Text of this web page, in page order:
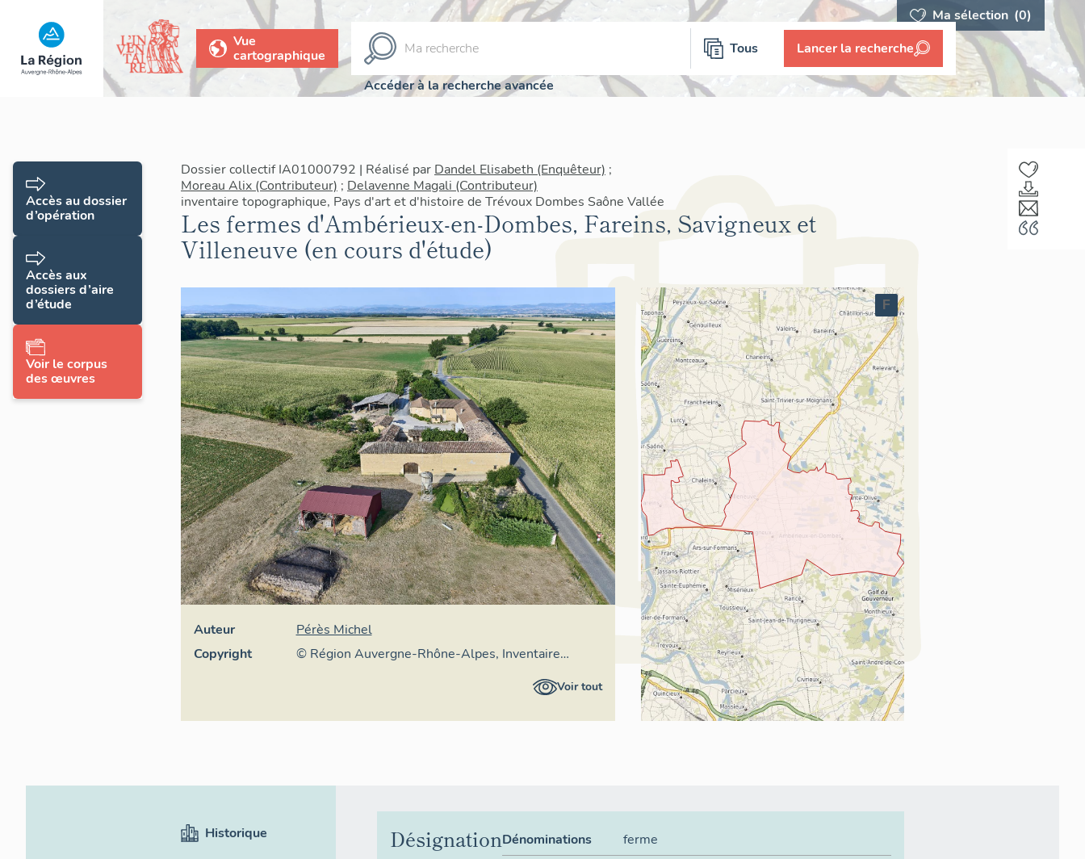
Ma sélection (0)
Vue
cartographique
Tous Lancer la recherche
Accéder à la recherche avancée
Dossier collectif IA01000792 | Réalisé par Dandel Elisabeth (Enquêteur) ;
Moreau Alix (Contributeur) ; Delavenne Magali (Contributeur)
inventaire topographique, Pays d'art et d'histoire de Trévoux Dombes Saône Vallée
Les fermes d'Ambérieux-en-Dombes, Fareins, Savigneux et
Villeneuve (en cours d'étude)
Auteur
Pérès Michel
Copyright
© Région Auvergne-Rhône-Alpes, Inventaire
Voir tout
F
Accès au dossier
d’opération
Accès aux
dossiers d’aire
d’étude
Voir le corpus
des œuvres
Historique DésignationDénominations
ferme